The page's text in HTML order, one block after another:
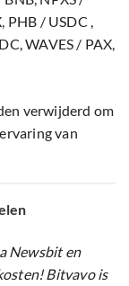
PHB / USDC ,
WAVES / PAX,
verwijderd om
van
Newsbit en
Bitvavo is